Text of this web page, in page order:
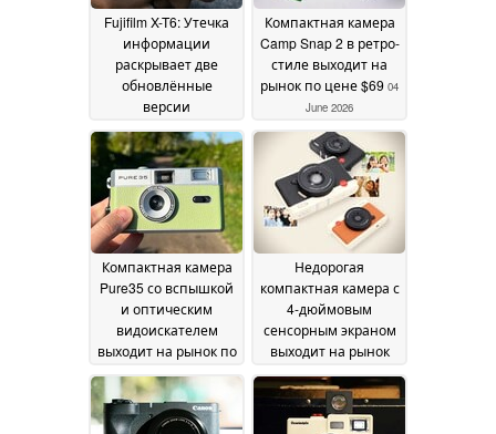
Fujifilm X-T6: Утечка
информации
раскрывает две
обновлённые
версии
камеры нового
поколения от Fuji18
June 2026
Компактная камера
Camp Snap 2 в ретро-
стиле выходит на
рынок по цене $69 04
June 2026
Компактная камера
Pure35 со вспышкой
и оптическим
видоискателем
выходит на рынок по
21 May 2026
Недорогая
компактная камера с
4-дюймовым
сенсорным экраном
выходит на рынок
23
April 2026